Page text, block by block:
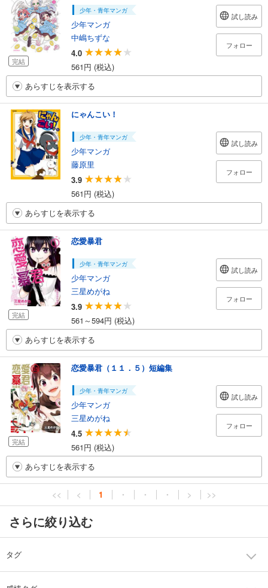
完結
少年・青年マンガ
少年マンガ
中嶋ちずな
4.0
561円 (税込)
試し読み
フォロー
あらすじを表示する
にゃんこい！
少年・青年マンガ
少年マンガ
藤原里
3.9
561円 (税込)
試し読み
フォロー
あらすじを表示する
完結
恋愛暴君
少年・青年マンガ
少年マンガ
三星めがね
3.9
561～594円 (税込)
試し読み
フォロー
あらすじを表示する
完結
恋愛暴君（１１．５）短編集
少年・青年マンガ
少年マンガ
三星めがね
4.5
561円 (税込)
試し読み
フォロー
あらすじを表示する
<< < 1 ・ ・ ・ > >>
さらに絞り込む
タグ